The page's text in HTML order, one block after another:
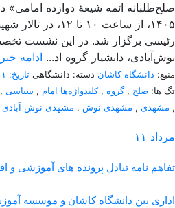
۱۴۰۵، از ساعت ۱۰ تا
رئیسی برگزار شد. در این نشست
نوش‌آبادی، دانشیار گروه اد... ادامه خبر
منبع: دانشگاه کاشان دسته: دانشگاهی تاریخ: ۱۴۰۵/۰۵/۱۱
تگ ها: صلح ,گروه ,کلیدواژه‌ها امام , سیاسی ,
مشهدی , مشهدی نوش , مشهدی نوش آبادی ,
۱۱ مرداد
تفاهم نامه تبادل پرونده‌ های آموزشی و